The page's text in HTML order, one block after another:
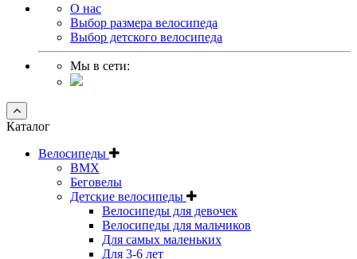
О нас
Выбор размера велосипеда
Выбор детского велосипеда
Мы в сети:
Каталог
Велосипеды
BMX
Беговелы
Детские велосипеды
Велосипеды для девочек
Велосипеды для мальчиков
Для самых маленьких
Для 3-6 лет